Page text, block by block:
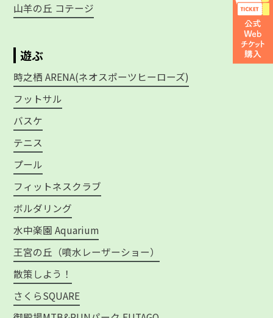
山羊の丘 コテージ
遊ぶ
時之栖 ARENA(ネオスポーツヒーローズ)
フットサル
バスケ
テニス
プール
フィットネスクラブ
ボルダリング
水中楽園 Aquarium
王宮の丘（噴水レーザーショー）
散策しよう！
さくらSQUARE